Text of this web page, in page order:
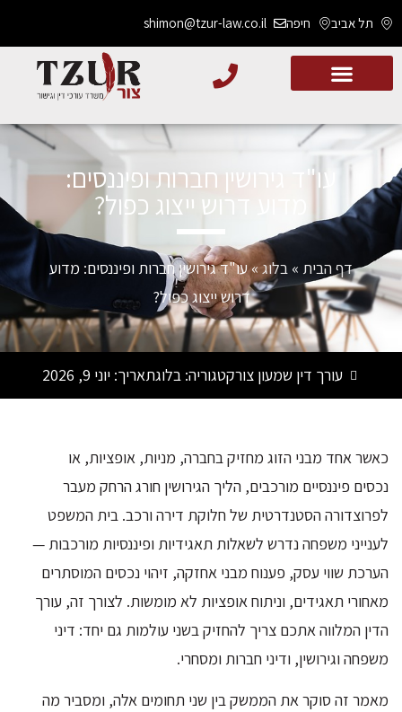
תל אביב חיפה shimon@tzur-law.co.il
עו"ד גירושין חברות ופיננסים:
מדוע דרוש ייצוג כפול?
דף הבית » בלוג»עו"ד גירושין חברות ופיננסים: מדוע
דרוש ייצוג כפול?
עורך דין שמעון צורקטגוריה: בלוגתאריך: יוני 9, 2026
כאשר אחד מבני הזוג מחזיק בחברה, מניות, אופציות, או
נכסים פיננסיים מורכבים, הליך הגירושין חורג הרחק מעבר
לפרוצדורה הסטנדרטית של חלוקת דירה ורכב. בית המשפט
לענייני משפחה נדרש לשאלות תאגידיות ופיננסיות מורכבות —
הערכת שווי עסק, פענוח מבני אחזקה, זיהוי נכסים המוסתרים
מאחורי תאגידים, וניתוח אופציות לא מומשות. לצורך זה, עורך
הדין המלווה אתכם צריך להחזיק בשני עולמות גם יחד: דיני
משפחה וגירושין, ודיני חברות ומסחרי.
מאמר זה סוקר את הממשק בין שני תחומים אלה, ומסביר מה